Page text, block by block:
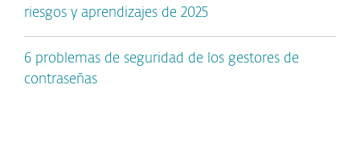
riesgos y aprendizajes de 2025
6 problemas de seguridad de los gestores de
contraseñas